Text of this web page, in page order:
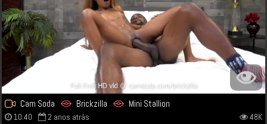
Cam Soda Brickzilla Mini Stallion
10:40 2 anos atrás 48K